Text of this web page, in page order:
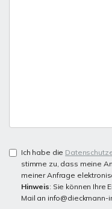
Ich habe die
stimme zu, dass meine
meiner Anfrage
Hinweis: Sie können Ihre
Mail an